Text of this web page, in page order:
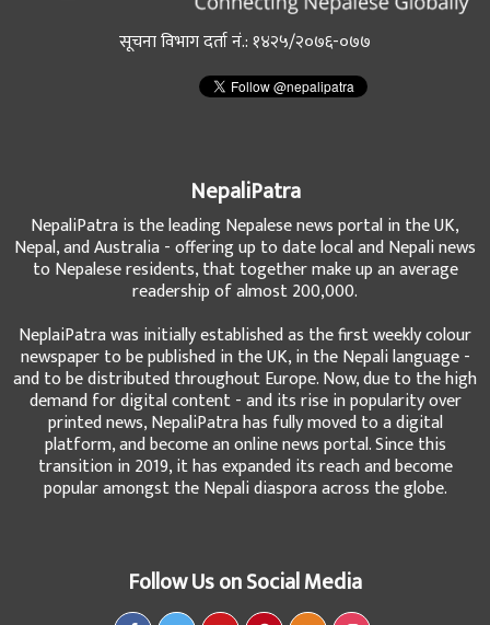
सूचना विभाग दर्ता नं.: १४२५/२०७६-०७७
NepaliPatra
NepaliPatra is the leading Nepalese news portal in the UK,
Nepal, and Australia - offering up to date local and Nepali news
to Nepalese residents, that together make up an average
readership of almost 200,000.
NeplaiPatra was initially established as the first weekly colour
newspaper to be published in the UK, in the Nepali language -
and to be distributed throughout Europe. Now, due to the high
demand for digital content - and its rise in popularity over
printed news, NepaliPatra has fully moved to a digital
platform, and become an online news portal. Since this
transition in 2019, it has expanded its reach and become
popular amongst the Nepali diaspora across the globe.
Follow Us on Social Media